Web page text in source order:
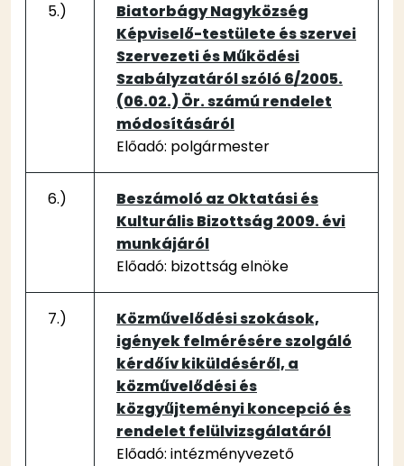
5.)
Biatorbágy Nagyközség
Képviselő-testülete és szervei
Szervezeti és Működési
Szabályzatáról szóló 6/2005.
(06.02.) Ör. számú rendelet
módosításáról
Előadó: polgármester
6.)
Beszámoló az Oktatási és
Kulturális Bizottság 2009. évi
munkájáról
Előadó: bizottság elnöke
7.)
Közművelődési szokások,
igények felmérésére szolgáló
kérdőív kiküldéséről, a
közművelődési és
közgyűjteményi koncepció és
rendelet felülvizsgálatáról
Előadó: intézményvezető